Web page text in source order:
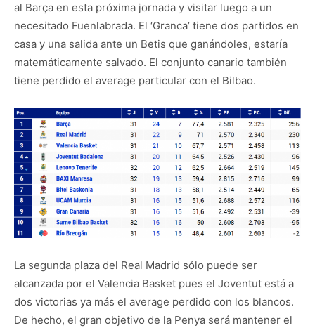
al Barça en esta próxima jornada y visitar luego a un
necesitado Fuenlabrada. El ‘Granca’ tiene dos partidos en
casa y una salida ante un Betis que ganándoles, estaría
matemáticamente salvado. El conjunto canario también
tiene perdido el average particular con el Bilbao.
La segunda plaza del Real Madrid sólo puede ser
alcanzada por el Valencia Basket pues el Joventut está a
dos victorias ya más el average perdido con los blancos.
De hecho, el gran objetivo de la Penya será mantener el